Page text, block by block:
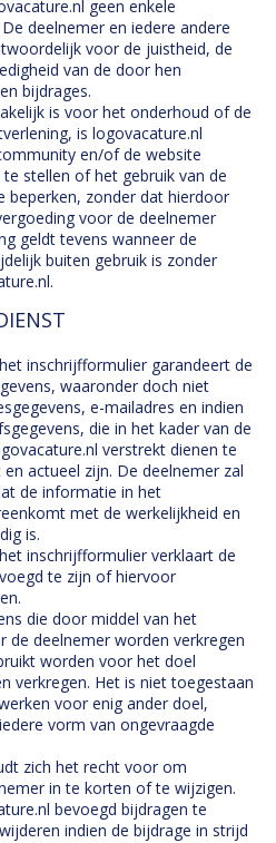
geen enkele
deelnemer en iedere andere
voor de juistheid, de
van de door hen
bijdrages.
is voor het onderhoud of de
is logovacature.nl
en/of de website
stellen of het gebruik van de
beperken, zonder dat hierdoor
voor de deelnemer
geldt tevens wanneer de
buiten gebruik is zonder
inschrijfformulier garandeert de
waaronder doch niet
e-mailadres en indien
die in het kader van de
verstrekt dienen te
actueel zijn. De deelnemer zal
de informatie in het
met de werkelijkheid en
is.
inschrijfformulier verklaart de
te zijn of hiervoor
die door middel van het
deelnemer worden verkregen
worden voor het doel
verkregen. Het is niet toegestaan
voor enig ander doel,
vorm van ongevraagde
zich het recht voor om
in te korten of te wijzigen.
bevoegd bijdragen te
indien de bijdrage in strijd